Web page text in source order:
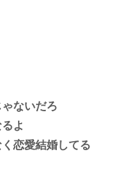
ないだろ
よ
恋愛結婚してる